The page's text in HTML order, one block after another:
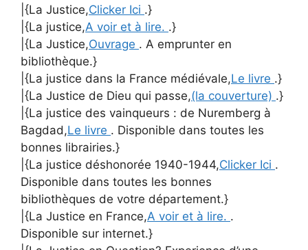
|{La Justice,Clicker Ici .}
|{La justice,A voir et à lire. .}
|{La Justice,Ouvrage . A emprunter en
bibliothèque.}
|{La justice dans la France médiévale,Le livre .}
|{La Justice de Dieu qui passe,(la couverture) .}
|{La justice des vainqueurs : de Nuremberg à
Bagdad,Le livre . Disponible dans toutes les
bonnes librairies.}
|{La justice déshonorée 1940-1944,Clicker Ici .
Disponible dans toutes les bonnes
bibliothèques de votre département.}
|{La Justice en France,A voir et à lire. .
Disponible sur internet.}